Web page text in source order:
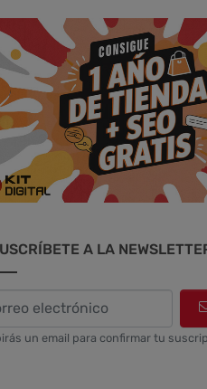
y Herramientas
y Opiniones de
web y UX
A LA
un email para confirmar tu